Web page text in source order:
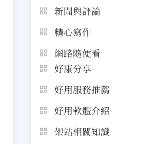
新聞與評論
精心寫作
網路隨便看
好康分享
好用服務推薦
好用軟體介紹
架站相關知識